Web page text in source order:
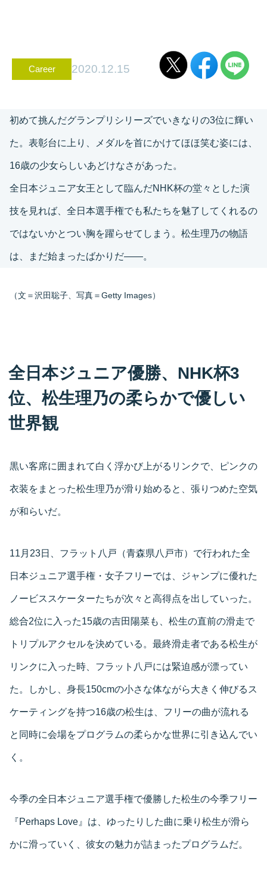
Career 2020.12.15
初めて挑んだグランプリシリーズでいきなりの3位に輝い
た。表彰台に上り、メダルを首にかけてほほ笑む姿には、
16歳の少女らしいあどけなさがあった。
全日本ジュニア女王として臨んだNHK杯の堂々とした演
技を見れば、全日本選手権でも私たちを魅了してくれるの
ではないかとつい胸を躍らせてしまう。松生理乃の物語
は、まだ始まったばかりだ――。
（文＝沢田聡子、写真＝Getty Images）
全日本ジュニア優勝、NHK杯3
位、松生理乃の柔らかで優しい
世界観
黒い客席に囲まれて白く浮かび上がるリンクで、ピンクの
衣装をまとった松生理乃が滑り始めると、張りつめた空気
が和らいだ。
11月23日、フラット八戸（青森県八戸市）で行われた全
日本ジュニア選手権・女子フリーでは、ジャンプに優れた
ノービススケーターたちが次々と高得点を出していった。
総合2位に入った15歳の吉田陽菜も、松生の直前の滑走で
トリプルアクセルを決めている。最終滑走者である松生が
リンクに入った時、フラット八戸には緊迫感が漂ってい
た。しかし、身長150cmの小さな体ながら大きく伸びるス
ケーティングを持つ16歳の松生は、フリーの曲が流れる
と同時に会場をプログラムの柔らかな世界に引き込んでい
く。
今季の全日本ジュニア選手権で優勝した松生の今季フリー
『Perhaps Love』は、ゆったりした曲に乗り松生が滑ら
かに滑っていく、彼女の魅力が詰まったプログラムだ。